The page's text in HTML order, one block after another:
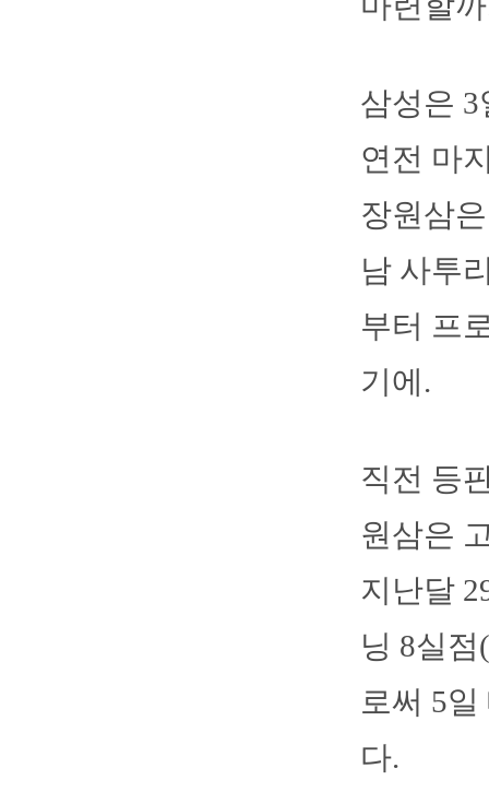
삼성은
연전 마
장원삼
남 사투
부터 프
기에.
직전 등
원삼은
지난달
닝 8실
로써 5
다.